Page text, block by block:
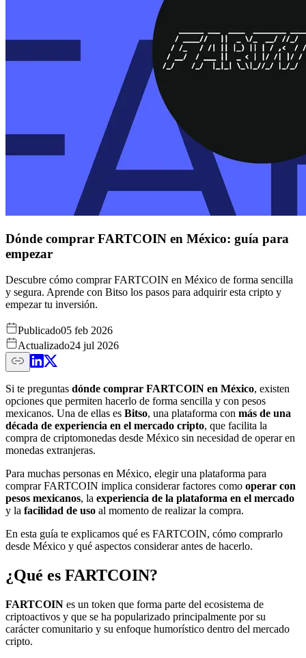
Dónde comprar FARTCOIN en México: guía para
empezar
Descubre cómo comprar FARTCOIN en México de forma sencilla
y segura. Aprende con Bitso los pasos para adquirir esta cripto y
empezar tu inversión.
Publicado05 feb 2026
Actualizado24 jul 2026
Si te preguntas dónde comprar FARTCOIN en México, existen
opciones que permiten hacerlo de forma sencilla y con pesos
mexicanos. Una de ellas es Bitso, una plataforma con más de una
década de experiencia en el mercado cripto, que facilita la
compra de criptomonedas desde México sin necesidad de operar en
monedas extranjeras.
Para muchas personas en México, elegir una plataforma para
comprar FARTCOIN implica considerar factores como operar con
pesos mexicanos, la experiencia de la plataforma en el mercado
y la facilidad de uso al momento de realizar la compra.
En esta guía te explicamos qué es FARTCOIN, cómo comprarlo
desde México y qué aspectos considerar antes de hacerlo.
¿Qué es FARTCOIN?
FARTCOIN es un token que forma parte del ecosistema de
criptoactivos y que se ha popularizado principalmente por su
carácter comunitario y su enfoque humorístico dentro del mercado
cripto.